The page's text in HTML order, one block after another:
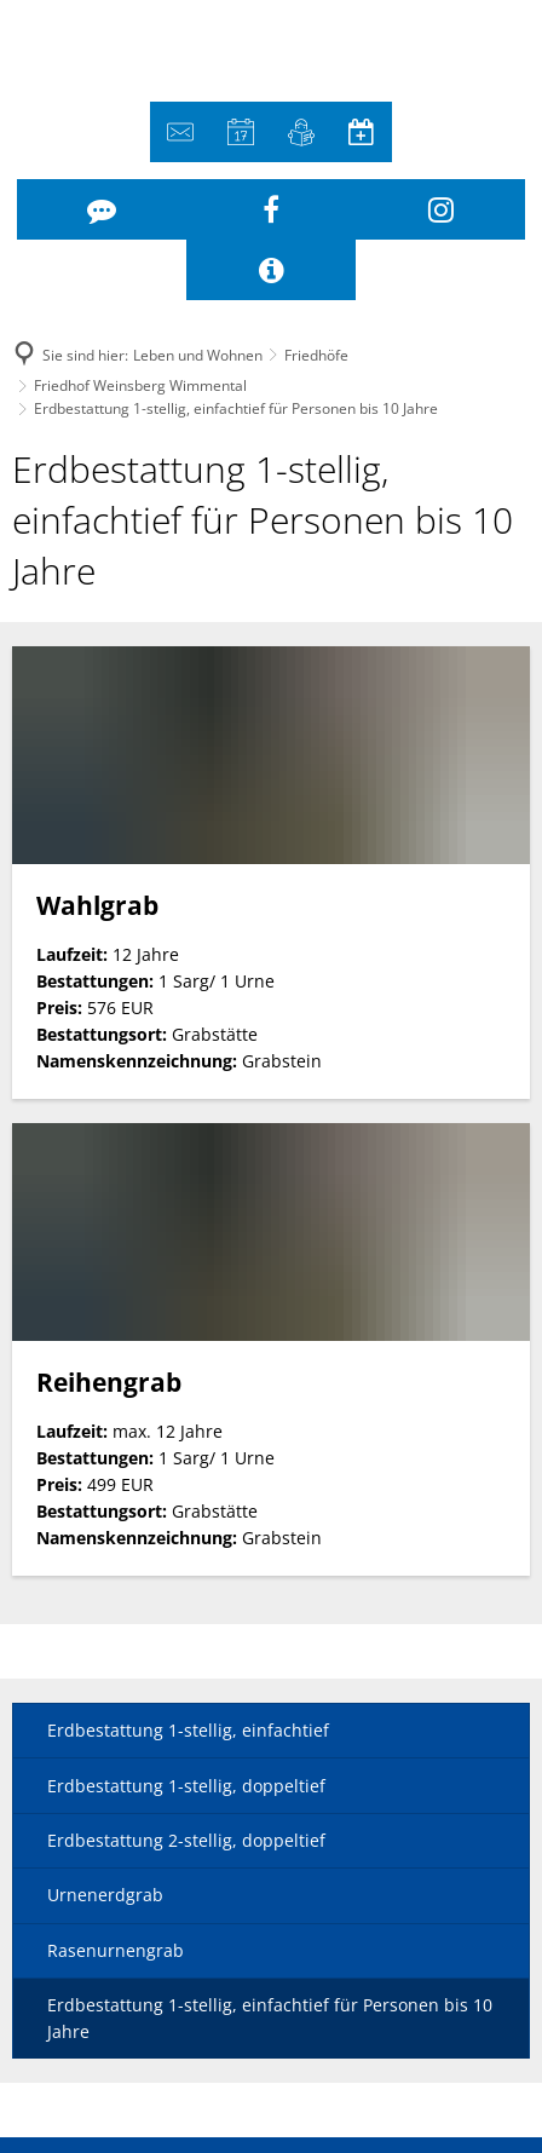
Sie sind hier: Leben und Wohnen
Friedhöfe
Friedhof Weinsberg Wimmental
Erdbestattung 1-stellig, einfachtief für Personen bis 10 Jahre
Erdbestattung
1-
stellig,
einfachtief
Erdbestattung 1-stellig,
einfachtief für Personen bis 10
Jahre
Wahlgrab
Laufzeit: 12 Jahre
Bestattungen: 1 Sarg/ 1 Urne
Preis: 576 EUR
Bestattungsort: Grabstätte
Namenskennzeichnung: Grabstein
Reihengrab
Laufzeit: max. 12 Jahre
Bestattungen: 1 Sarg/ 1 Urne
Preis: 499 EUR
Bestattungsort: Grabstätte
Namenskennzeichnung: Grabstein
Erdbestattung 1-stellig, einfachtief
Erdbestattung 1-stellig, doppeltief
Erdbestattung 2-stellig, doppeltief
Urnenerdgrab
Rasenurnengrab
Erdbestattung 1-stellig, einfachtief für Personen bis 10
Jahre